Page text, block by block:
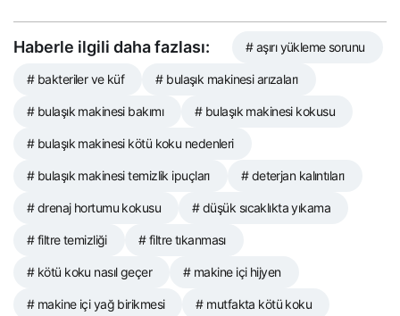
Haberle ilgili daha fazlası: # aşırı yükleme sorunu
# bakteriler ve küf # bulaşık makinesi arızaları
# bulaşık makinesi bakımı # bulaşık makinesi kokusu
# bulaşık makinesi kötü koku nedenleri
# bulaşık makinesi temizlik ipuçları # deterjan kalıntıları
# drenaj hortumu kokusu # düşük sıcaklıkta yıkama
# filtre temizliği # filtre tıkanması
# kötü koku nasıl geçer # makine içi hijyen
# makine içi yağ birikmesi # mutfakta kötü koku